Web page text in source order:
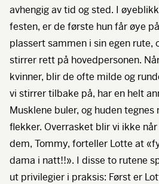
avhengig av tid og sted. I
festen, er de første hun får øye
plassert sammen i sin egen rute,
stirrer rett på hovedpersonen.
kvinner, blir de ofte milde og
vi stirrer tilbake på, har en helt
Musklene buler, og huden tegnes
flekker. Overrasket blir vi ikke
dem, Tommy, forteller Lotte at
dama i natt!!». I disse to rutene
ut privilegier i praksis: Først er